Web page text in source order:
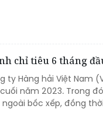
chỉ tiêu 6 tháng
ty Hàng hải Việt Nam
năm 2023. Trong
bốc xếp, đồng